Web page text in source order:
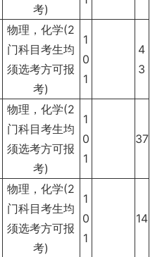
考)
物理，化学(2
门科目考生均
须选考方可报
考)
1
0
1
4
3
物理，化学(2
门科目考生均
须选考方可报
考)
1
0
1
37
物理，化学(2
门科目考生均
须选考方可报
考)
1
0
1
14